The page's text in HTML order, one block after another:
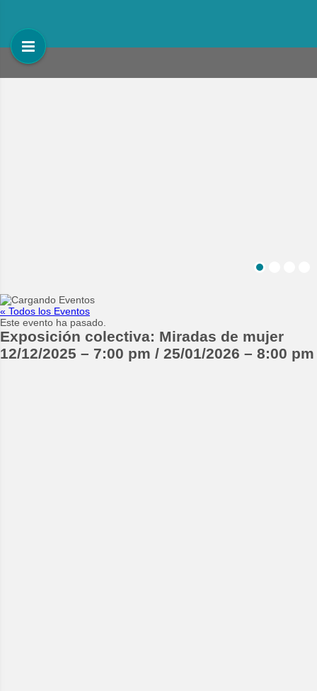
« Todos los Eventos
Este evento ha pasado.
Exposición colectiva: Miradas de mujer
12/12/2025 – 7:00 pm / 25/01/2026 – 8:00 pm